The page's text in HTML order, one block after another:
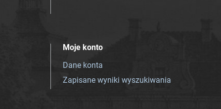
Moje konto
Dane konta
Zapisane wyniki wyszukiwania